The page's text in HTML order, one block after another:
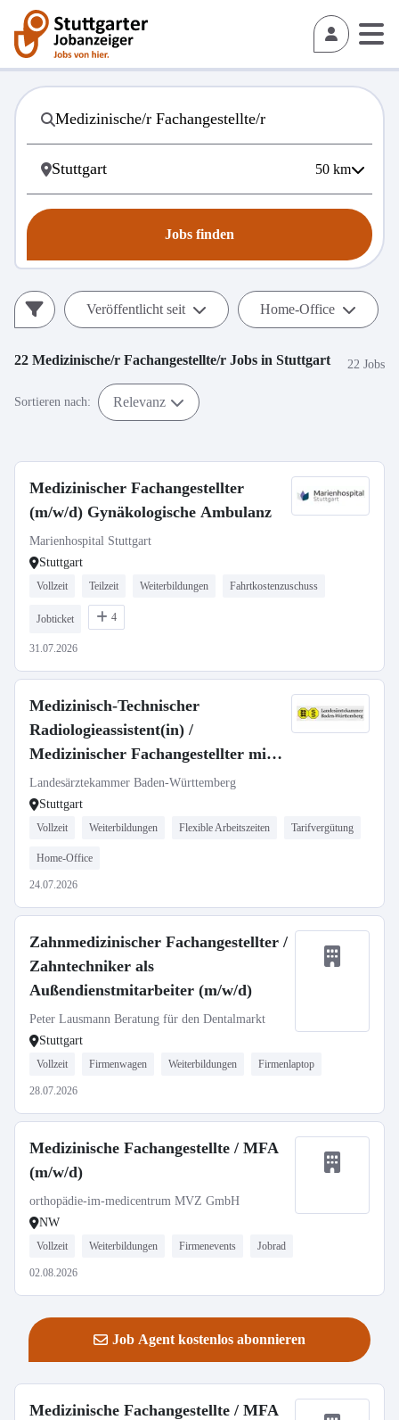
50 km
Jobs finden
Veröffentlicht seit Home-Office
22 Medizinische/r Fachangestellte/r Jobs in Stuttgart 22 Jobs
Sortieren nach: Relevanz
Medizinischer Fachangestellter
(m/w/d) Gynäkologische Ambulanz
Marienhospital Stuttgart
Stuttgart
Vollzeit Teilzeit Weiterbildungen Fahrtkostenzuschuss
Jobticket 4
31.07.2026
Medizinisch-Technischer
Radiologieassistent(in) /
Medizinischer Fachangestellter mit
Röntgenschein (m/w/d)
Landesärztekammer Baden-Württemberg
Stuttgart
Vollzeit Weiterbildungen Flexible Arbeitszeiten Tarifvergütung
Home-Office
24.07.2026
Zahnmedizinischer Fachangestellter /
Zahntechniker als
Außendienstmitarbeiter (m/w/d)
Peter Lausmann Beratung für den Dentalmarkt
Stuttgart
Vollzeit Firmenwagen Weiterbildungen Firmenlaptop
28.07.2026
Medizinische Fachangestellte / MFA
(m/w/d)
orthopädie-im-medicentrum MVZ GmbH
NW
Vollzeit Weiterbildungen Firmenevents Jobrad
02.08.2026
Job Agent kostenlos abonnieren
Medizinische Fachangestellte / MFA